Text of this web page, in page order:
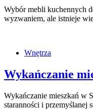
Wybór mebli kuchennych
wyzwaniem, ale istnieje
Wnętrza
Wykańczanie
Wykańczanie mieszkań w
staranności i